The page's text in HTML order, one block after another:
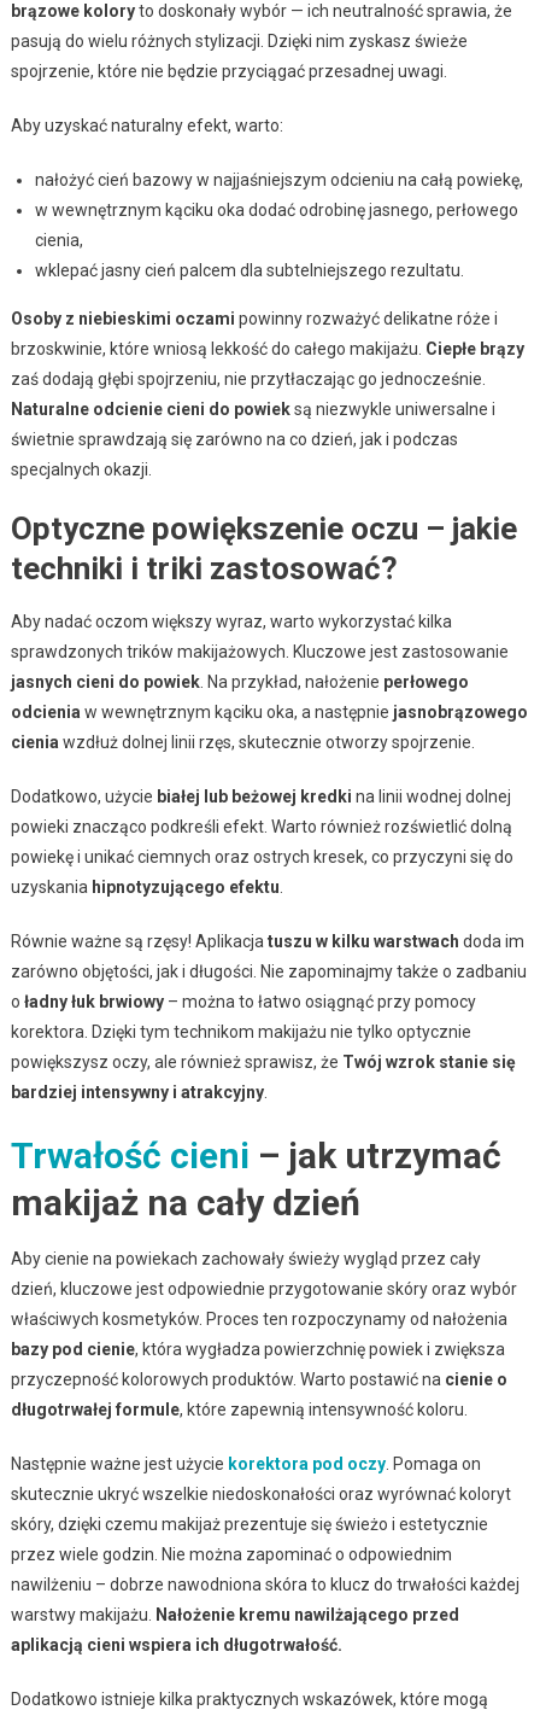
brązowe koloryto doskonały wybór — ich neutralność sprawia, że
pasują do wielu różnych stylizacji. Dzięki nim zyskasz świeże
spojrzenie, które nie będzie przyciągać przesadnej uwagi.
Aby uzyskać naturalny efekt, warto:
nałożyć cień bazowy w najjaśniejszym odcieniu na całą powiekę,
w wewnętrznym kąciku oka dodać odrobinę jasnego, perłowego
cienia,
wklepać jasny cień palcem dla subtelniejszego rezultatu.
Osoby z niebieskimi oczami powinny rozważyć delikatne róże i
brzoskwinie, które wniosą lekkość do całego makijażu. Ciepłe brązy
zaś dodają głębi spojrzeniu, nie przytłaczając go jednocześnie.
Naturalne odcienie cieni do powieksą niezwykle uniwersalne i
świetnie sprawdzają się zarówno na co dzień, jak i podczas
specjalnych okazji.
Optyczne powiększenie oczu – jakie
techniki i triki zastosować?
Aby nadać oczom większy wyraz, warto wykorzystać kilka
sprawdzonych trików makijażowych. Kluczowe jest zastosowanie
jasnych cieni do powiek. Na przykład, nałożenie perłowego
odcienia w wewnętrznym kąciku oka, a następnie jasnobrązowego
cienia wzdłuż dolnej linii rzęs, skutecznie otworzy spojrzenie.
Dodatkowo, użycie białej lub beżowej kredki na linii wodnej dolnej
powieki znacząco podkreśli efekt. Warto również rozświetlić dolną
powiekę i unikać ciemnych oraz ostrych kresek, co przyczyni się do
uzyskania hipnotyzującego efektu
Równie ważne są rzęsy! Aplikacja tuszu w kilku warstwach doda im
zarówno objętości, jak i długości. Nie zapominajmy także o zadbaniu
o ładny łuk brwiowy– można to łatwo osiągnąć przy pomocy
korektora. Dzięki tym technikom makijażu nie tylko optycznie
powiększysz oczy, ale również sprawisz, że Twój wzrok stanie się
bardziej intensywny i atrakcyjny.
Trwałość cieni – jak utrzymać
makijaż na cały dzień
Aby cienie na powiekach zachowały świeży wygląd przez cały
dzień, kluczowe jest odpowiednie przygotowanie skóry oraz wybór
właściwych kosmetyków. Proces ten rozpoczynamy od nałożenia
bazy pod cienie, która wygładza powierzchnię powiek i zwiększa
przyczepność kolorowych produktów. Warto postawić na cienie o
długotrwałej formule, które zapewnią intensywność koloru.
Następnie ważne jest użycie korektora pod oczy. Pomaga on
skutecznie ukryć wszelkie niedoskonałości oraz wyrównać koloryt
skóry, dzięki czemu makijaż prezentuje się świeżo i estetycznie
przez wiele godzin. Nie można zapominać o odpowiednim
nawilżeniu – dobrze nawodniona skóra to klucz do trwałości każdej
warstwy makijażu.
Nałożenie kremu nawilżającego przed
aplikacją cieni wspiera ich długotrwałość.
Dodatkowo istnieje kilka praktycznych wskazówek, które mogą